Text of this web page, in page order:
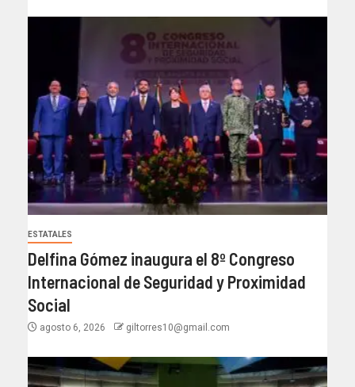
ESTATALES
Delfina Gómez inaugura el 8º Congreso
Internacional de Seguridad y Proximidad
Social
agosto 6, 2026 giltorres10@gmail.com